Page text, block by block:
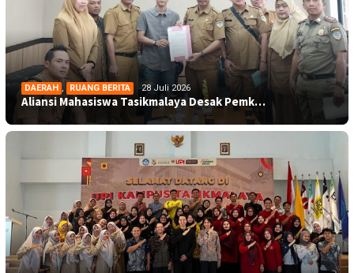
DAERAH , RUANG BERITA 28 Juli 2026
Aliansi Mahasiswa Tasikmalaya Desak Pemk…